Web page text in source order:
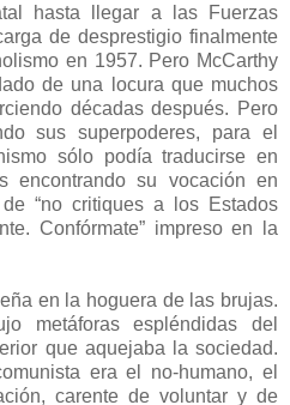
hasta llegar a las Fuerzas
de desprestigio finalmente
en 1957. Pero McCarthy
de una locura que muchos
décadas después. Pero
sus superpoderes, para el
sólo podía traducirse en
encontrando su vocación en
“no critiques a los Estados
Confórmate” impreso en la
en la hoguera de las brujas.
metáforas espléndidas del
que aquejaba la sociedad.
era el no-humano, el
carente de voluntar y de